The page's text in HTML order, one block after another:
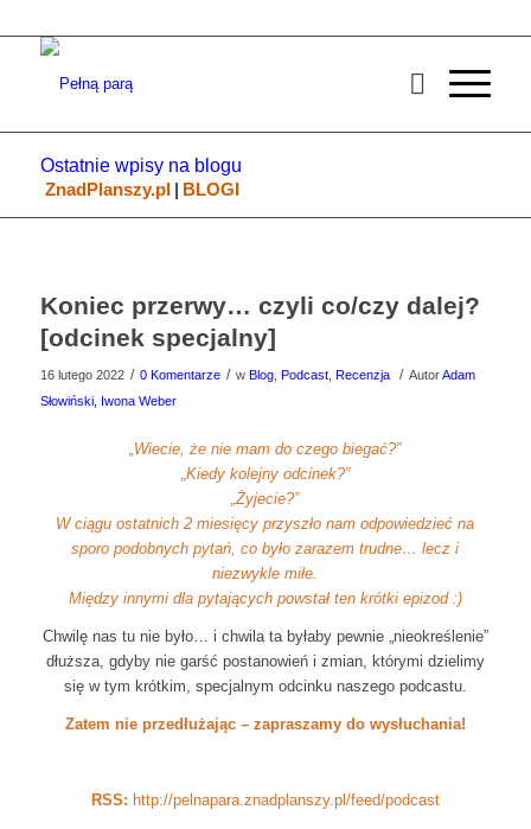
Ostatnie wpisy na blogu
ZnadPlanszy.pl | BLOGI
Koniec przerwy… czyli co/czy dalej?
[odcinek specjalny]
16 lutego 2022 / 0 Komentarze / w Blog, Podcast, Recenzja / AutorAdam
Słowiński, Iwona Weber
„Wiecie, że nie mam do czego biegać?”
„Kiedy kolejny odcinek?”
„Żyjecie?”
W ciągu ostatnich 2 miesięcy przyszło nam odpowiedzieć na
sporo podobnych pytań, co było zarazem trudne… lecz i
niezwykle miłe.
Między innymi dla pytających powstał ten krótki epizod :)
Chwilę nas tu nie było… i chwila ta byłaby pewnie „nieokreślenie”
dłuższa, gdyby nie garść postanowień i zmian, którymi dzielimy
się w tym krótkim, specjalnym odcinku naszego podcastu.
Zatem nie przedłużając – zapraszamy do wysłuchania!
RSS: http://pelnapara.znadplanszy.pl/feed/podcast